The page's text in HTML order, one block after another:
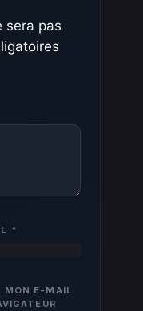
sera pas
*
MON E-MAIL